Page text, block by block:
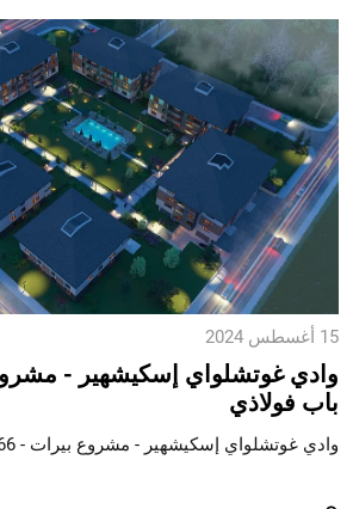
15 أغسطس 2024
باب فولاذي
وادي غوتشلواي إسكيشهير - مشروع بيرات - 66 باب فولاذي